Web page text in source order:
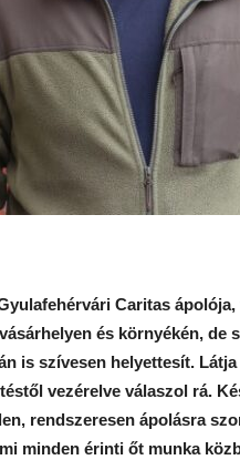
Caritas
és környékén, de
is szívesen helyettesít.
vezérelve válaszol rá.
rendszeresen ápolásra
minden érinti őt munka